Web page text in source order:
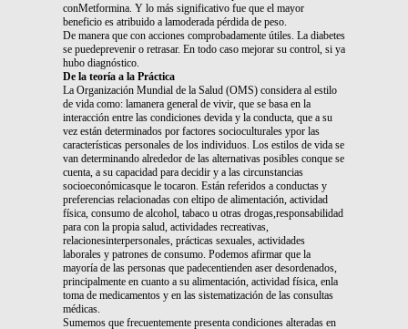
conMetformina. Y lo más significativo fue que el mayor
beneficio es atribuido a lamoderada pérdida de peso.
De manera que con acciones comprobadamente útiles. La diabetes
se puedeprevenir o retrasar. En todo caso mejorar su control, si ya
hubo diagnóstico.
De la teoría a la Práctica
La Organización Mundial de la Salud (OMS) considera al estilo
de vida como: lamanera general de vivir, que se basa en la
interacción entre las condiciones devida y la conducta, que a su
vez están determinados por factores socioculturales ypor las
características personales de los individuos. Los estilos de vida se
van determinando alrededor de las alternativas posibles conque se
cuenta, a su capacidad para decidir y a las circunstancias
socioeconómicasque le tocaron. Están referidos a conductas y
preferencias relacionadas con eltipo de alimentación, actividad
física, consumo de alcohol, tabaco u otras drogas,responsabilidad
para con la propia salud, actividades recreativas,
relacionesinterpersonales, prácticas sexuales, actividades
laborales y patrones de consumo. Podemos afirmar que la
mayoría de las personas que padecentienden aser desordenados,
principalmente en cuanto a su alimentación, actividad física, enla
toma de medicamentos y en las sistematización de las consultas
médicas.
Sumemos que frecuentemente presenta condiciones alteradas en